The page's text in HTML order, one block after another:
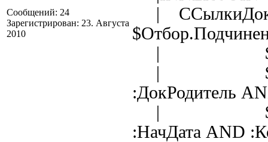
Сообщений: 24
Зарегистрирован: 23. Августа
2010
|
|
|
:ДокРодитель
|
:НачДата AND